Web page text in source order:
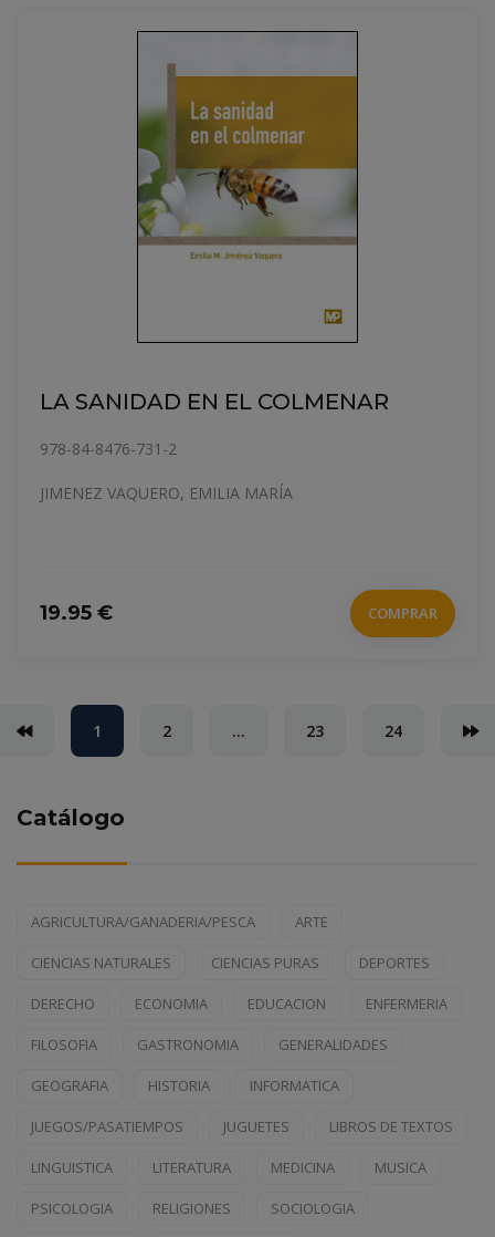
LA SANIDAD EN EL COLMENAR
978-84-8476-731-2
JIMENEZ VAQUERO, EMILIA MARÍA
19.95 € COMPRAR
1 (current)2 ... 23 24
Catálogo
AGRICULTURA/GANADERIA/PESCA ARTE
CIENCIAS NATURALES CIENCIAS PURAS DEPORTES
DERECHO ECONOMIA EDUCACION ENFERMERIA
FILOSOFIA GASTRONOMIA GENERALIDADES
GEOGRAFIA HISTORIA INFORMATICA
JUEGOS/PASATIEMPOS JUGUETES LIBROS DE TEXTOS
LINGUISTICA LITERATURA MEDICINA MUSICA
PSICOLOGIA RELIGIONES SOCIOLOGIA